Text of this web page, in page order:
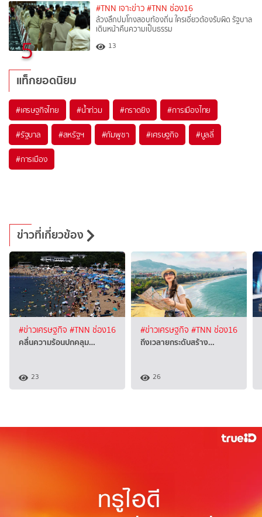
5
#TNN เจาะข่าว #TNN ช่อง16
ล้วงลึกปมโกงสอบท้องถิ่น ใครเอี่ยวต้องรับผิด รัฐบาล
เดินหน้าคืนความเป็นธรรม
13
แท็กยอดนิยม
#เศรษฐกิจไทย #น้ำท่วม #กราดยิง #การเมืองไทย
#รัฐบาล #สหรัฐฯ #กัมพูชา #เศรษฐกิจ #บูลลี่
#การเมือง
ข่าวที่เกี่ยวข้อง
#ข่าวเศรษฐกิจ #TNN ช่อง16
คลื่นความร้อนปกคลุม…
23
#ข่าวเศรษฐกิจ #TNN ช่อง16
ถีงเวลายกระดับสร้าง…
26